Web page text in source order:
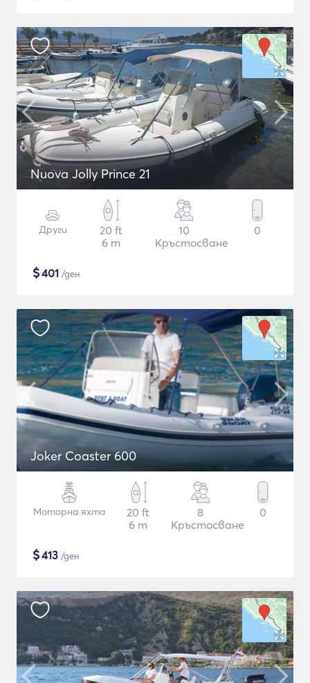
Nuova Jolly Prince 21
Други
20 ft
6 m
10
Кръстосване
0
$401 /ден
Joker Coaster 600
Моторна яхта
20 ft
6 m
8
Кръстосване
0
$413 /ден